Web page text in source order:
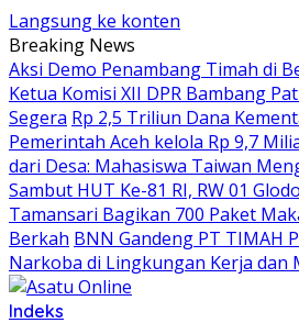
Langsung ke konten
Breaking News
Aksi Demo Penambang Timah di
Ketua Komisi XII DPR Bambang
Segera Rp 2,5 Triliun Dana
Pemerintah Aceh kelola Rp 9,7
dari Desa: Mahasiswa Taiwan
Sambut HUT Ke-81 RI, RW 01
Tamansari Bagikan 700 Paket
Berkah BNN Gandeng PT TIMAH
Narkoba di Lingkungan Kerja dan
Indeks